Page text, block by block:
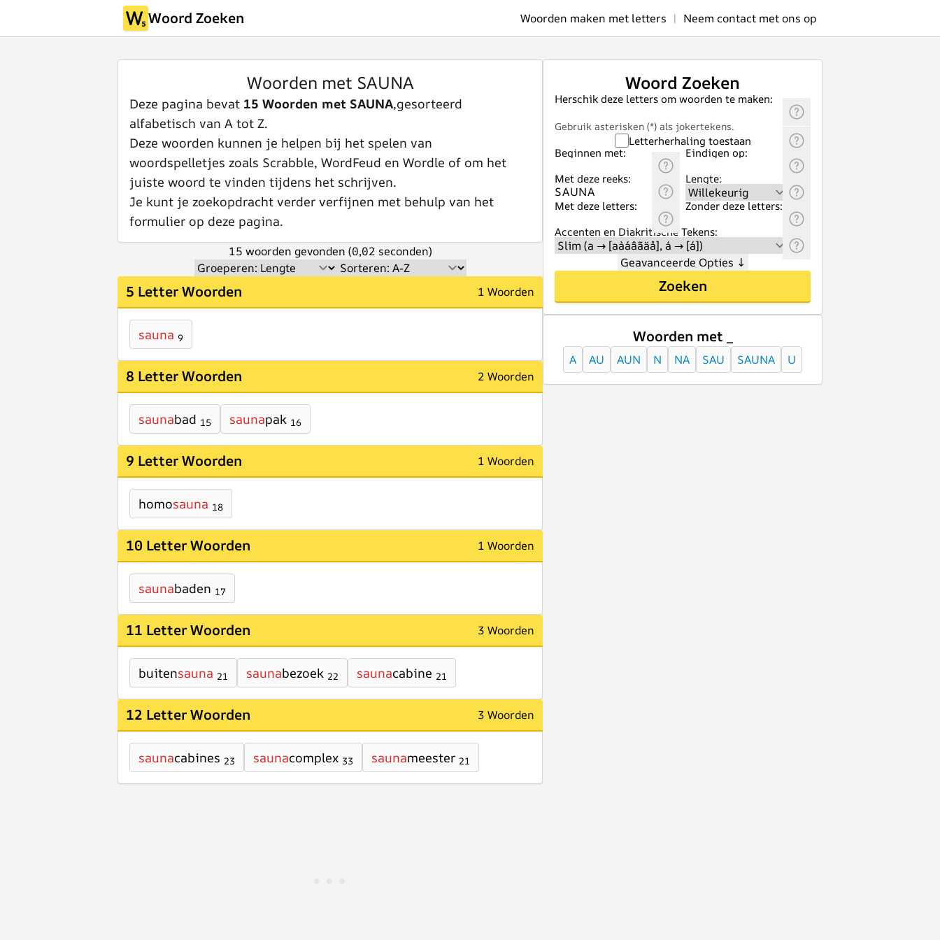
Woord Zoeken Woorden maken met letters | Neem contact met ons op
Woorden met SAUNA
Deze pagina bevat 15 Woorden met SAUNA,gesorteerd
alfabetisch van A tot Z.
Deze woorden kunnen je helpen bij het spelen van
woordspelletjes zoals Scrabble, WordFeud en Wordle of om het
juiste woord te vinden tijdens het schrijven.
Je kunt je zoekopdracht verder verfijnen met behulp van het
formulier op deze pagina.
15 woorden gevonden (0,02 seconden)
5 Letter Woorden 1 Woorden
sauna 9
8 Letter Woorden 2 Woorden
saunabad 15 saunapak 16
9 Letter Woorden 1 Woorden
homosauna 18
10 Letter Woorden 1 Woorden
saunabaden 17
11 Letter Woorden 3 Woorden
buitensauna 21 saunabezoek 22 saunacabine 21
12 Letter Woorden 3 Woorden
saunacabines 23 saunacomplex 33 saunameester 21
Woord Zoeken
Herschik deze letters om woorden te maken:
Gebruik asterisken (*) als jokertekens.
Letterherhaling toestaan
Beginnen met:
Eindigen op:
Met deze reeks:
Lengte:
Met deze letters:
Zonder deze letters:
Accenten en Diakritische Tekens:
Geavanceerde Opties ↓
Zoeken
Woorden met _
A AU AUN N NA SAU SAUNA U